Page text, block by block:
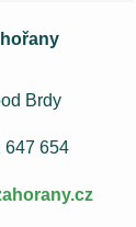
Brdy
647 654